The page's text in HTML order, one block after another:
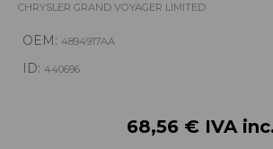
CHRYSLER GRAND VOYAGER LIMITED
OEM: 4894917AA
ID: 440696
68,56 € IVA